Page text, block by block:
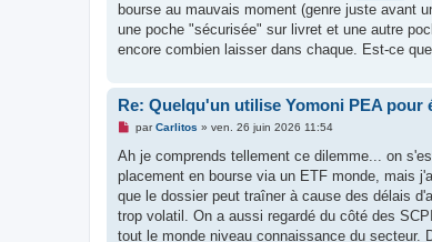
n
o
n
l
bourse au mauvais moment (genre juste avant
une poche "sécurisée" sur livret et une autre
encore combien laisser dans chaque. Est-ce
Re: Quelqu'un utilise Yomoni PEA
M
s
a
g
n
o
parCarlitos » ven. 26 juin 2026 11:54
Ah je comprends tellement ce dilemme... on
placement en bourse via un ETF monde, mais
que le dossier peut traîner à cause des délais
trop volatil. On a aussi regardé du côté des
tout le monde niveau connaissance du secteur.